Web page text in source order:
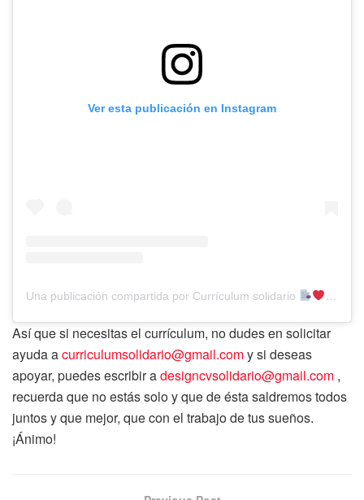
Ver esta publicación en Instagram
Una publicación compartida por Currículum solidario
Así que si necesitas el currículum, no dudes en solicitar
ayuda acurriculumsolidario@gmail.comy si deseas
apoyar, puedes escribir adesigncvsolidario@gmail.com ,
recuerda que no estás solo y que de ésta saldremos todos
juntos y que mejor, que con el trabajo de tus sueños.
¡Ánimo!